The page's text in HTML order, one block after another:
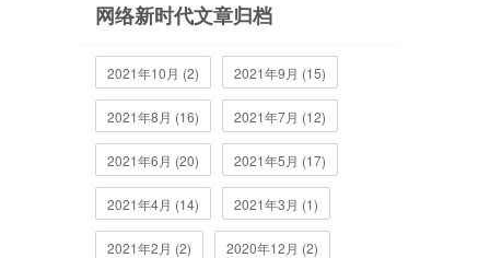
网络新时代文章归档
2021年10月 (2) 2021年9月 (15)
2021年8月 (16) 2021年7月 (12)
2021年6月 (20) 2021年5月 (17)
2021年4月 (14) 2021年3月 (1)
2021年2月 (2) 2020年12月 (2)